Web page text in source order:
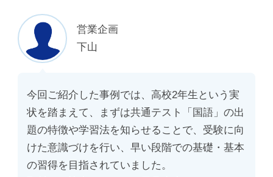
営業企画
下山
今回ご紹介した事例では、高校2年生という実
状を踏まえて、まずは共通テスト「国語」の出
題の特徴や学習法を知らせることで、受験に向
けた意識づけを行い、早い段階での基礎・基本
の習得を目指されていました。